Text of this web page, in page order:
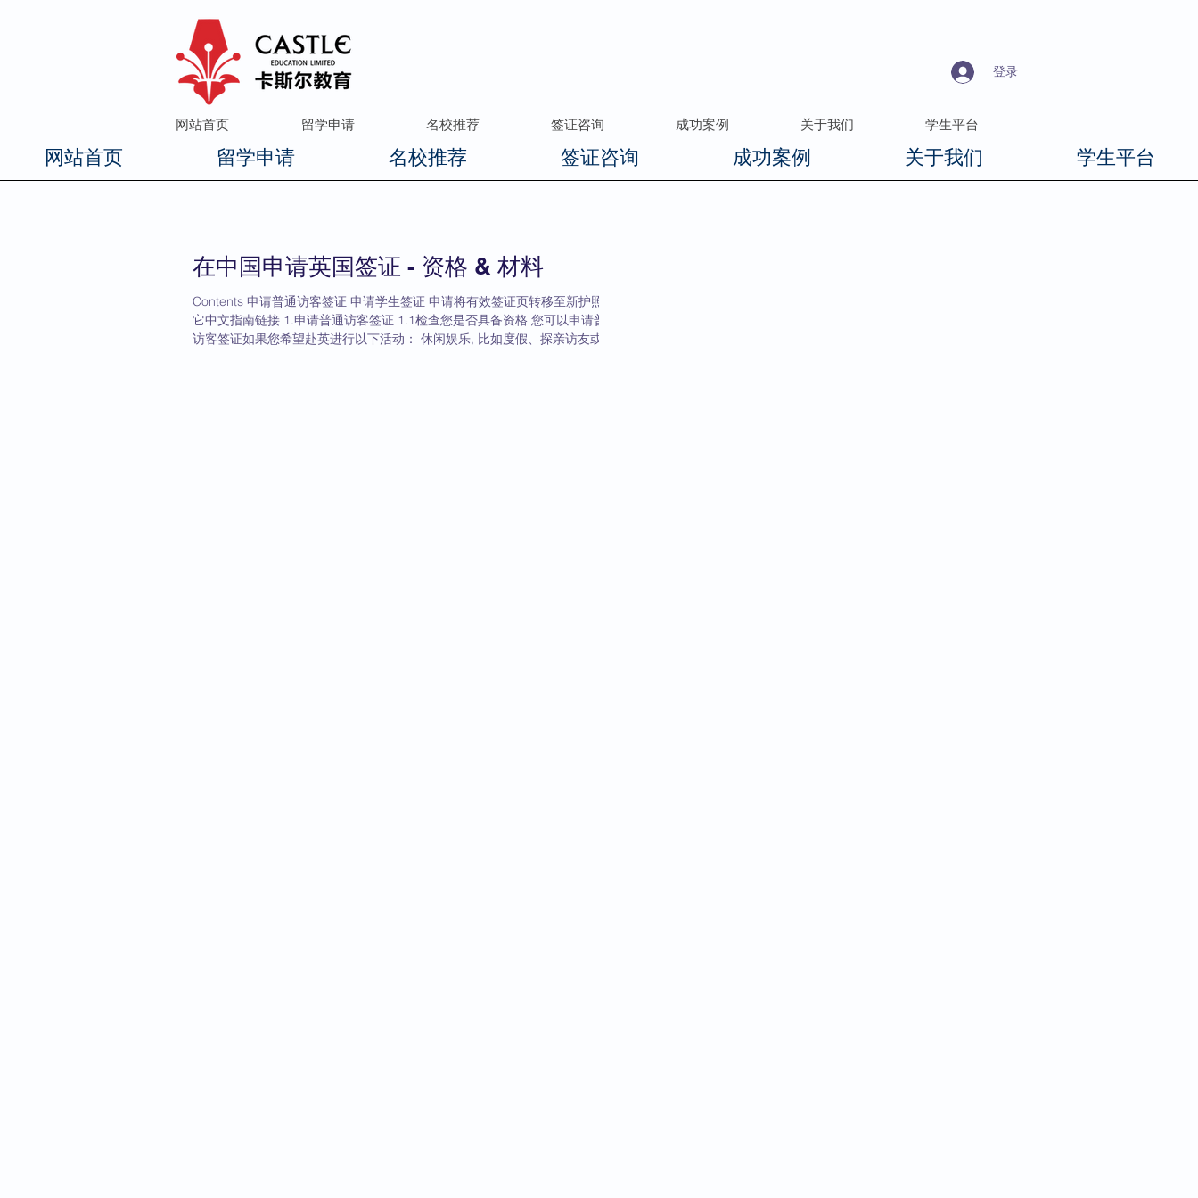
登录
网站首页 留学申请 名校推荐 签证咨询 成功案例 关于我们 学生平台
网站首页 留学申请 名校推荐 签证咨询 成功案例 关于我们 学生平台
在中国申请英国签证 - 资格 & 材料
Contents 申请普通访客签证 申请学生签证 申请将有效签证页转移至新护照 其
它中文指南链接 1.申请普通访客签证 1.1检查您是否具备资格 您可以申请普通
访客签证如果您希望赴英进行以下活动： 休闲娱乐, 比如度假、探亲访友或参